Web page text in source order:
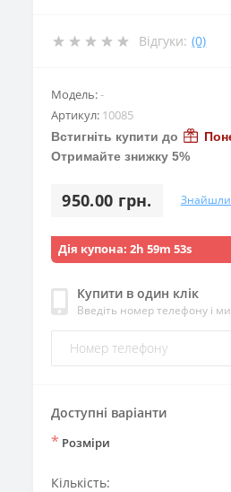
Відгуки: (0)
Модель:-
Артикул: 10085
Встигніть купити до
Отримайте знижку 5%
950.00 грн.
Дія купона:2h 59m 52s
Купити в один клік
Введіть номер телефону і
Доступні варіанти
* Розміри
Кількість: